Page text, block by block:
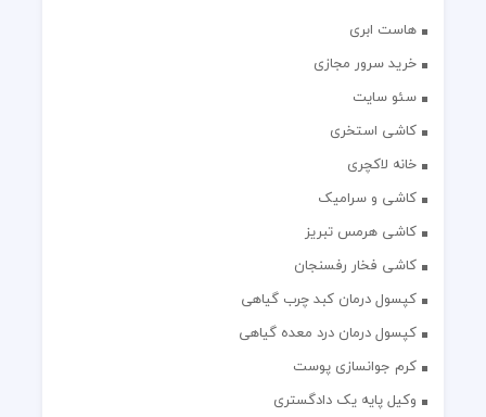
هاست ابری
خرید سرور مجازی
سئو سایت
کاشی استخری
خانه لاکچری
کاشی و سرامیک
کاشی هرمس تبریز
کاشی فخار رفسنجان
کپسول درمان کبد چرب گیاهی
کپسول درمان درد معده گیاهی
کرم جوانسازی پوست
وکیل پایه یک دادگستری